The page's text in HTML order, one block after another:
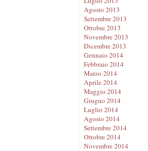
Agosto 2013
Settembre 2013
Ottobre 2013
Novembre 2013
Dicembre 2013
Gennaio 2014
Febbraio 2014
Marzo 2014
Aprile 2014
Maggio 2014
Giugno 2014
Luglio 2014
Agosto 2014
Settembre 2014
Ottobre 2014
Novembre 2014